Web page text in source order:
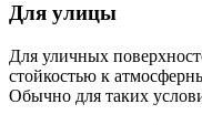
Для улицы
Для уличных
стойкостью к
Обычно для таких